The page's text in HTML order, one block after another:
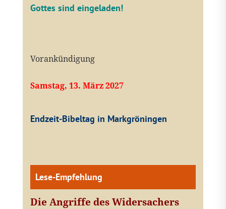
Gottes sind eingeladen!
Vorankündigung
Samstag, 13. März 2027
Endzeit-Bibeltag in Markgröningen
Lese-Empfehlung
Die Angriffe des Widersachers